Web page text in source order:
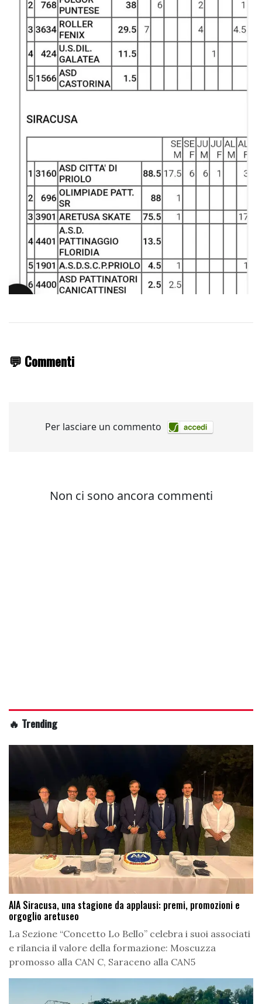
💬 Commenti
🔥 Trending
AIA Siracusa, una stagione da applausi: premi, promozioni e
orgoglio aretuseo
La Sezione “Concetto Lo Bello” celebra i suoi associati
e rilancia il valore della formazione: Moscuzza
promosso alla CAN C, Saraceno alla CAN5